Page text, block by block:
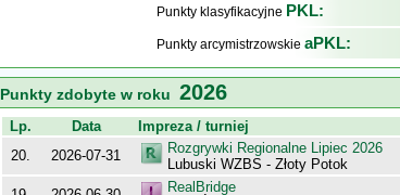
Punkty klasyfikacyjne PKL:
Punkty arcymistrzowskie aPKL:
Punkty zdobyte w roku 2026
Lp. Data Impreza / turniej
20.
2026-07-31
Rozgrywki Regionalne Lipiec 2026
Lubuski WZBS - Złoty Potok
RealBridge